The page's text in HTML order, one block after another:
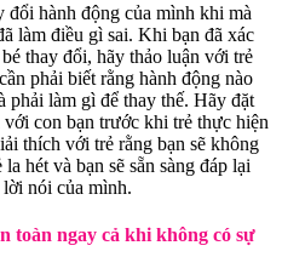
hành động của mình khi mà
làm điều gì sai. Khi bạn đã xác
thay đổi, hãy thảo luận với trẻ
phải biết rằng hành động nào
phải làm gì để thay thế. Hãy đặt
con bạn trước khi trẻ thực hiện
thích với trẻ rằng bạn sẽ không
hét và bạn sẽ sẵn sàng đáp lại
nói của mình.
toàn ngay cả khi không có sự